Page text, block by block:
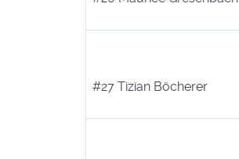
#27 Tizian Böcherer